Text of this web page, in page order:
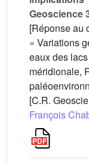
Geoscience
[Réponse au
« Variations
eaux des
méridionale,
[C.R.
François